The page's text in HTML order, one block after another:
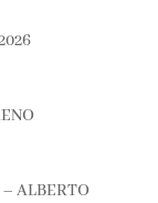
ALBERTO